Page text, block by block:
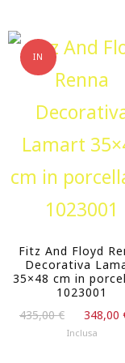
IN
OFFERTA!
Fitz And Floyd
Decorativa
35×48 cm in
1023001
435,00€
prezzo
348,00
Inclusa